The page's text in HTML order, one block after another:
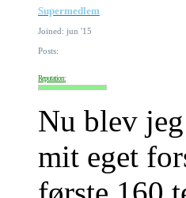
Supermedlem
Joined: jun '15
Posts:
Reputation:
Nu blev
mit eget